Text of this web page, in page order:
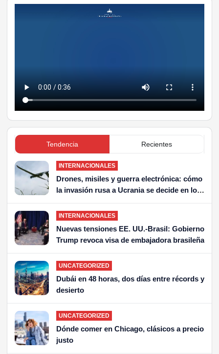
Tendencia Recientes
INTERNACIONALES
Drones, misiles y guerra electrónica: cómo
la invasión rusa a Ucrania se decide en los
cielos
INTERNACIONALES
Nuevas tensiones EE. UU.-Brasil: Gobierno
Trump revoca visa de embajadora brasileña
UNCATEGORIZED
Dubái en 48 horas, dos días entre récords y
desierto
UNCATEGORIZED
Dónde comer en Chicago, clásicos a precio
justo